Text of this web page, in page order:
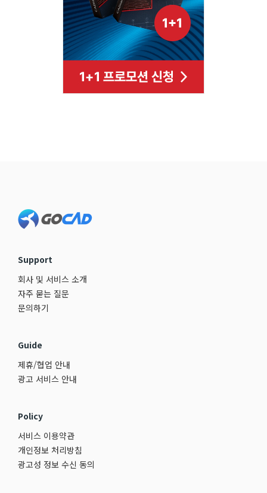
Support
회사 및 서비스 소개
자주 묻는 질문
문의하기
Guide
제휴/협업 안내
광고 서비스 안내
Policy
서비스 이용약관
개인정보 처리방침
광고성 정보 수신 동의